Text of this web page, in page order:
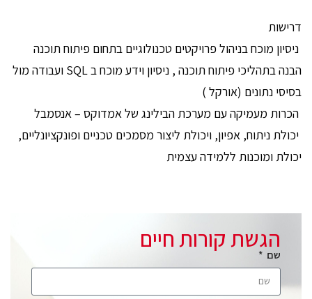
דרישות
ניסיון מוכח בניהול פרויקטים טכנולוגיים בתחום פיתוח תוכנה
הבנה בתהליכי פיתוח תוכנה , ניסיון וידע מוכח ב SQL ועבודה מול
בסיסי נתונים (אורקל )
הכרות מעמיקה עם מערכת הבילינג של אמדוקס – אנסמבל
יכולת ניתוח, אפיון, ויכולת ליצור מסמכים טכניים ופונקציונליים,
יכולת ומוכנות ללמידה עצמית
הגשת קורות חיים
שם